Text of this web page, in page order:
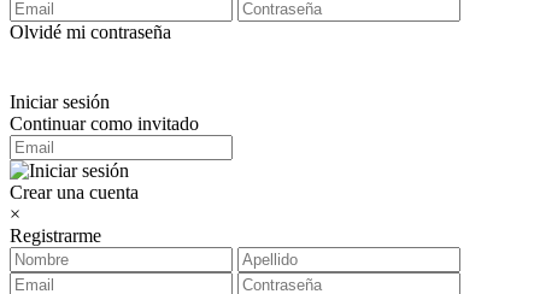
Olvidé mi contraseña
Iniciar sesión
Continuar como invitado
Crear una cuenta
×
Registrarme